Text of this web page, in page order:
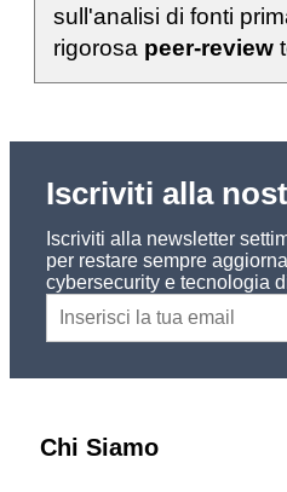
sull'analisi di fonti
rigorosa peer-review
Iscriviti alla
Iscriviti alla newsletter
per restare sempre
cybersecurity e tecnologia
Chi Siamo